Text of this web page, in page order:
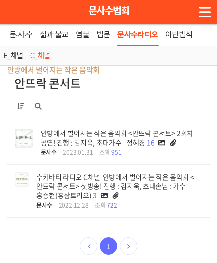
메뉴 건너뛰기
문사수법회
문·사·수 삶과 불교 염불 법문 문사수라디오 야단법석
E_채널 C_채널
홈 »C_채널 »안뜨락 콘서트
안방에서 벌어지는 작은 음악회
안뜨락 콘서트
안방에서 벌어지는 작은 음악회 <안뜨락 콘서트> 2회차
공연! 진행 : 김지욱, 초대가수 : 정혜경 16
문사수 2023.01.31 조회 951
수카바티 라디오 C채널-안방에서 벌어지는 작은 음악회 <
안뜨락 콘서트> 첫방송! 진행 : 김지욱, 초대손님 : 가수
홍승현(홍삼트리오) 3
문사수 2022.12.28 조회 722
1